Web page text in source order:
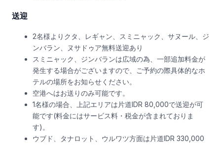
送迎
2名様よりクタ、レギャン、スミニャック、サヌール、ジ
ンバラン、ヌサドゥア無料送迎あり
スミニャック、ジンバランは広域の為、一部追加料金が
発生する場合がございますので、ご予約の際具体的なホ
テルの場所をお知らせください。
空港へはお送りのみ可能です。
1名様の場合、上記エリアは片道IDR 80,000で送迎が可
能です(料金にはサービス料・税金が含まれておりま
す)。
ウブド、タナロット、ウルワツ方面は片道IDR 330,000